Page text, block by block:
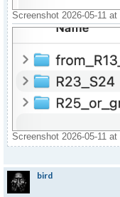
Screenshot 2026-05-11
Screenshot 2026-05-11
bird